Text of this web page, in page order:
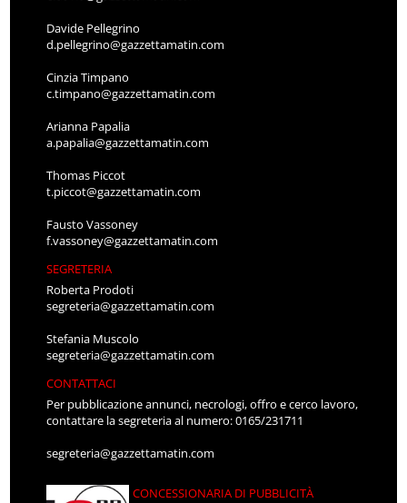
Davide Pellegrino
d.pellegrino@gazzettamatin.com
Cinzia Timpano
c.timpano@gazzettamatin.com
Arianna Papalia
a.papalia@gazzettamatin.com
Thomas Piccot
t.piccot@gazzettamatin.com
Fausto Vassoney
f.vassoney@gazzettamatin.com
SEGRETERIA
Roberta Prodoti
segreteria@gazzettamatin.com
Stefania Muscolo
segreteria@gazzettamatin.com
CONTATTACI
Per pubblicazione annunci, necrologi, offro e cerco lavoro,
contattare la segreteria al numero: 0165/231711
segreteria@gazzettamatin.com
CONCESSIONARIA DI PUBBLICITÀ